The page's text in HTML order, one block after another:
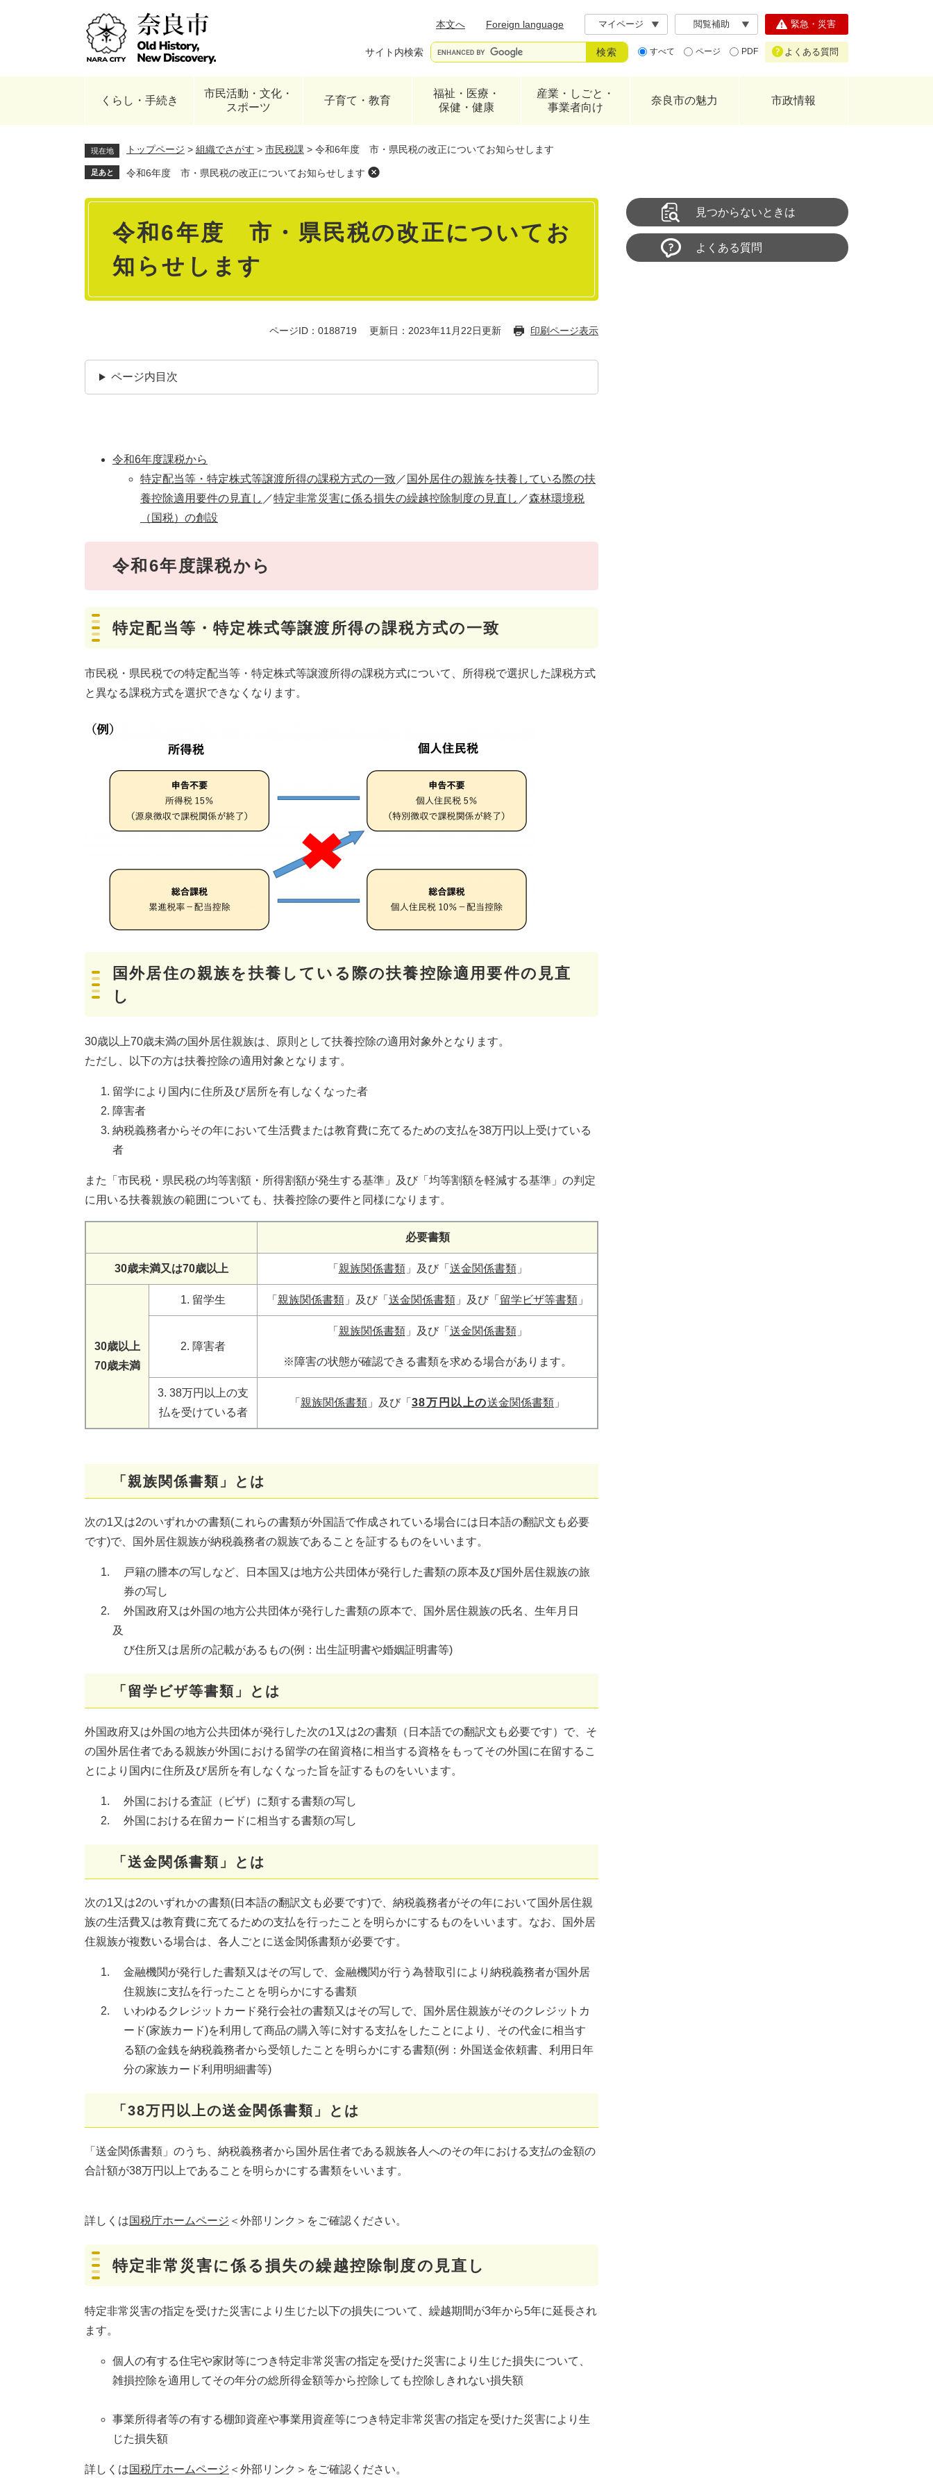
本文へ
Foreign language マイページ 閲覧補助
サイト内検索 すべて ページ PDF
緊急・災害
よくある質問
くらし・手続き
市民活動・文化・
スポーツ
子育て・教育
福祉・医療・
保健・健康
産業・しごと・
事業者向け
奈良市の魅力 市政情報
現在地 トップページ > 組織でさがす > 市民税課 > 令和6年度 市・県民税の改正についてお知らせします
足あと 令和6年度 市・県民税の改正についてお知らせします
本
令和6年度 市・県民税の改正についてお
知らせします
ページID：0188719 更新日：2023年11月22日更新 印刷ページ表示
ページ内目次
令和6年度課税から
特定配当等・特定株式等譲渡所得の課税方式の一致 ​／​​ 国外居住の親族を扶養している際の扶
養控除適用要件の見直し ／​特定非常災害に係る損失の繰越控除制度の見直し ​／森林環境税
（国税）の創設
令和6年度課税から
​特定配当等・特定株式等譲渡所得の課税方式の一致
市民税・県民税での特定配当等・特定株式等譲渡所得の課税方式について、所得税で選択した課税方式
と異なる課税方式を選択できなくなります。
国外居住の親族を扶養している際の扶養控除適用要件の見直
し
30歳以上70歳未満の国外居住親族は、原則として扶養控除の適用対象外となります。
ただし、以下の方は扶養控除の適用対象となります。
留学により国内に住所及び居所を有しなくなった者
障害者
納税義務者からその年において生活費または教育費に充てるための支払を38万円以上受けている
者
また「市民税・県民税の均等割額・所得割額が発生する基準」及び「均等割額を軽減する基準」の判定
に用いる扶養親族の範囲についても、扶養控除の要件と同様になります。
必要書類
30歳未満又は70歳以上 「 親族関係書類」及び「 送金関係書類」
30歳以上
70歳未満
1. 留学生 「 親族関係書類」及び「 送金関係書類」及び「 留学ビザ等書類」
2. 障害者
「 親族関係書類」及び「 送金関係書類」
※障害の状態が確認できる書類を求める場合があります。
3. 38万円以上の支
払を受けている者
「 親族関係書類」及び「 38万円以上の送金関係書類 」
「親族関係書類」とは​
次の1又は2のいずれかの書類(これらの書類が外国語で作成されている場合には日本語の翻訳文も必要
です)で、国外居住親族が納税義務者の親族であることを証するものをいいます。
戸籍の謄本の写しなど、日本国又は地方公共団体が発行した書類の原本及び国外居住親族の旅
券の写し
外国政府又は外国の地方公共団体が発行した書類の原本で、国外居住親族の氏名、生年月日
及
び住所又は居所の記載があるもの(例：出生証明書や婚姻証明書等)
「留学ビザ等書類」とは
外国政府又は外国の地方公共団体が発行した次の1又は2の書類（日本語での翻訳文も必要です）で、そ
の国外居住者である親族が外国における留学の在留資格に相当する資格をもってその外国に在留するこ
とにより国内に住所及び居所を有しなくなった旨を証するものをいいます。
外国における査証（ビザ）に類する書類の写し
外国における在留カードに相当する書類の写し
「送金関係書類」とは
次の1又は2のいずれかの書類(日本語の翻訳文も必要です)で、納税義務者がその年において国外居住親
族の生活費又は教育費に充てるための支払を行ったことを明らかにするものをいいます。なお、国外居
住親族が複数いる場合は、各人ごとに送金関係書類が必要です。
金融機関が発行した書類又はその写しで、金融機関が行う為替取引により納税義務者が国外居
住親族に支払を行ったことを明らかにする書類
いわゆるクレジットカード発行会社の書類又はその写しで、国外居住親族がそのクレジットカ
ード(家族カード)を利用して商品の購入等に対する支払をしたことにより、その代金に相当す
る額の金銭を納税義務者から受領したことを明らかにする書類(例：外国送金依頼書、利用日年
分の家族カード利用明細書等)
「38万円以上の送金関係書類」とは
「送金関係書類」のうち、納税義務者から国外居住者である親族各人へのその年における支払の金額の
合計額が38万円以上であることを明らかにする書類をいいます。
詳しくは国税庁ホームページ ＜外部リンク＞ をご確認ください。
特定非常災害に係る損失の繰越控除制度の見直し
特定非常災害の指定を受けた災害により生じた以下の損失について、繰越期間が3年から5年に延長され
ます。
個人の有する住宅や家財等につき特定非常災害の指定を受けた災害により生じた損失について、
雑損控除を適用してその年分の総所得金額等から控除しても控除しきれない損失額
事業所得者等の有する棚卸資産や事業用資産等につき特定非常災害の指定を受けた災害により生
じた損失額
詳しくは国税庁ホームページ ＜外部リンク＞ をご確認ください。
見つからないときは
よくある質問